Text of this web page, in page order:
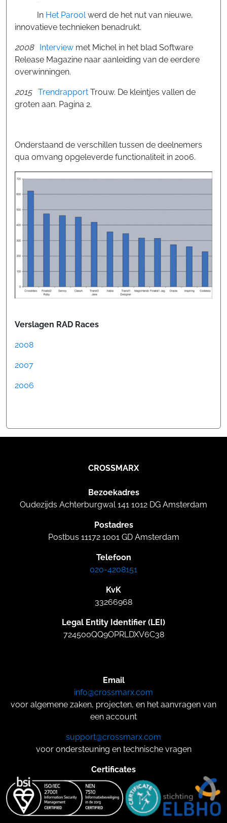
In Het Paroolwerd de het nut van nieuwe,
innovatieve technieken benadrukt.
2008 Interview met Michel in het blad Software
Release Magazine naar aanleiding van de eerdere
overwinningen.
2015 Trendrapport Trouw. De kleintjes vallen de
groten aan. Pagina 2.
Onderstaand de verschillen tussen de deelnemers
qua omvang opgeleverde functionaliteit in 2006.
Verslagen RAD Races
2008
2007
2006
CROSSMARX
Bezoekadres
Oudezijds Achterburgwal 141 1012 DG Amsterdam
Postadres
Postbus 11172 1001 GD Amsterdam
Telefoon
020-4208151
KvK
33266968
Legal Entity Identifier (LEI)
724500QQ9OPRLDXV6C38
Email
info@crossmarx.com
voor algemene zaken, projecten, en het aanvragen van
een account
support@crossmarx.com
voor ondersteuning en technische vragen
Certificates